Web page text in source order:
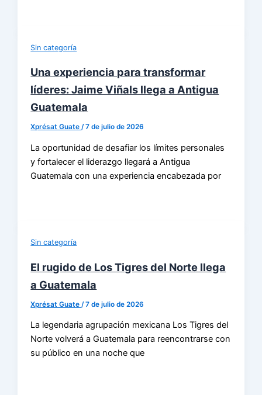
Sin categoría
Una experiencia para transformar
líderes: Jaime Viñals llega a Antigua
Guatemala
Xprésat Guate/7 de julio de 2026
La oportunidad de desafiar los límites personales
y fortalecer el liderazgo llegará a Antigua
Guatemala con una experiencia encabezada por
Sin categoría
El rugido de Los Tigres del Norte llega
a Guatemala
Xprésat Guate /7 de julio de 2026
La legendaria agrupación mexicana Los Tigres del
Norte volverá a Guatemala para reencontrarse con
su público en una noche que